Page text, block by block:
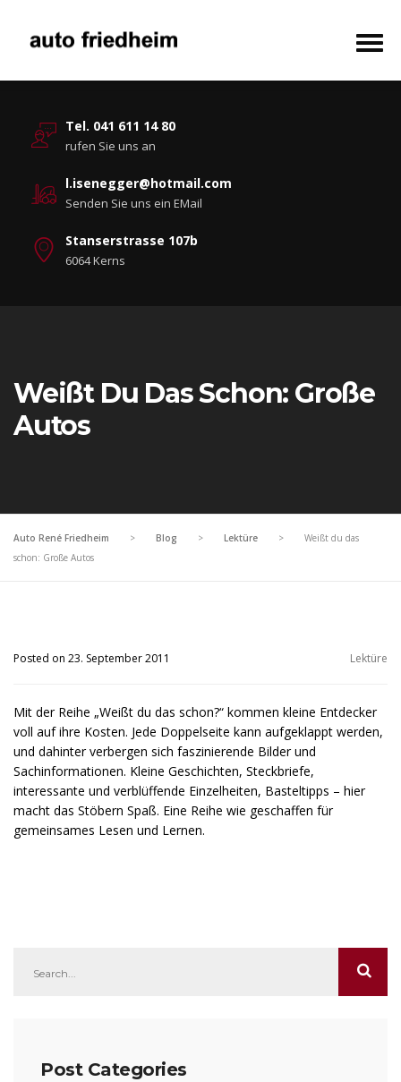
Tel. 041 611 14 80
rufen Sie uns an
l.isenegger@hotmail.com
Senden Sie uns ein EMail
Stanserstrasse 107b
6064 Kerns
Weißt Du Das Schon: Große
Autos
Auto René Friedheim > Blog > Lektüre >
Weißt du das
schon: Große Autos
Posted on 23. September 2011 Lektüre
Mit der Reihe „Weißt du das schon?“ kommen kleine Entdecker
voll auf ihre Kosten. Jede Doppelseite kann aufgeklappt werden,
und dahinter verbergen sich faszinierende Bilder und
Sachinformationen. Kleine Geschichten, Steckbriefe,
interessante und verblüffende Einzelheiten, Basteltipps – hier
macht das Stöbern Spaß. Eine Reihe wie geschaffen für
gemeinsames Lesen und Lernen.
Post Categories